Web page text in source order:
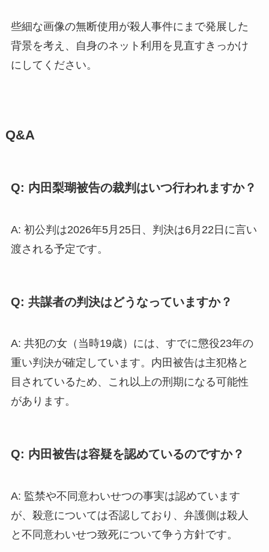
些細な画像の無断使用が殺人事件にまで発展した
背景を考え、自身のネット利用を見直すきっかけ
にしてください。
Q&A
Q: 内田梨瑚被告の裁判はいつ行われますか？
A: 初公判は2026年5月25日、判決は6月22日に言い
渡される予定です。
Q: 共謀者の判決はどうなっていますか？
A: 共犯の女（当時19歳）には、すでに懲役23年の
重い判決が確定しています。内田被告は主犯格と
目されているため、これ以上の刑期になる可能性
があります。
Q: 内田被告は容疑を認めているのですか？
A: 監禁や不同意わいせつの事実は認めています
が、殺意については否認しており、弁護側は殺人
と不同意わいせつ致死について争う方針です。